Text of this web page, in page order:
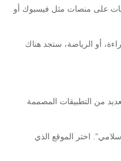
على منصات مثل فيسبوك أو
أو الرياضة، ستجد هناك
من التطبيقات المصممة
اختر الموقع الذي